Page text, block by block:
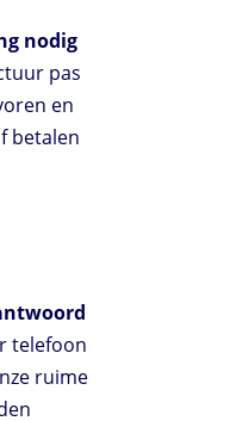
nodig
pas
en
betalen
telefoon
ruime